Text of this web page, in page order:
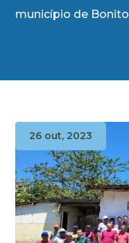
município de Bonito
26 out, 2023